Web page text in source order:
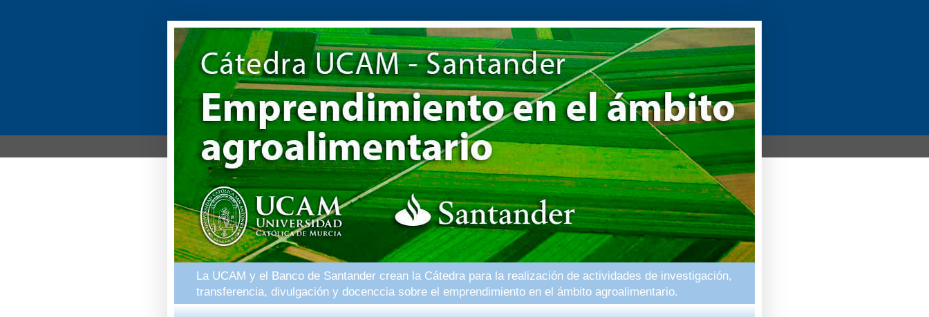
La UCAM y el Banco de Santander crean la Cátedra para la realización de actividades de investigación,
transferencia, divulgación y docenccia sobre el emprendimiento en el ámbito agroalimentario.